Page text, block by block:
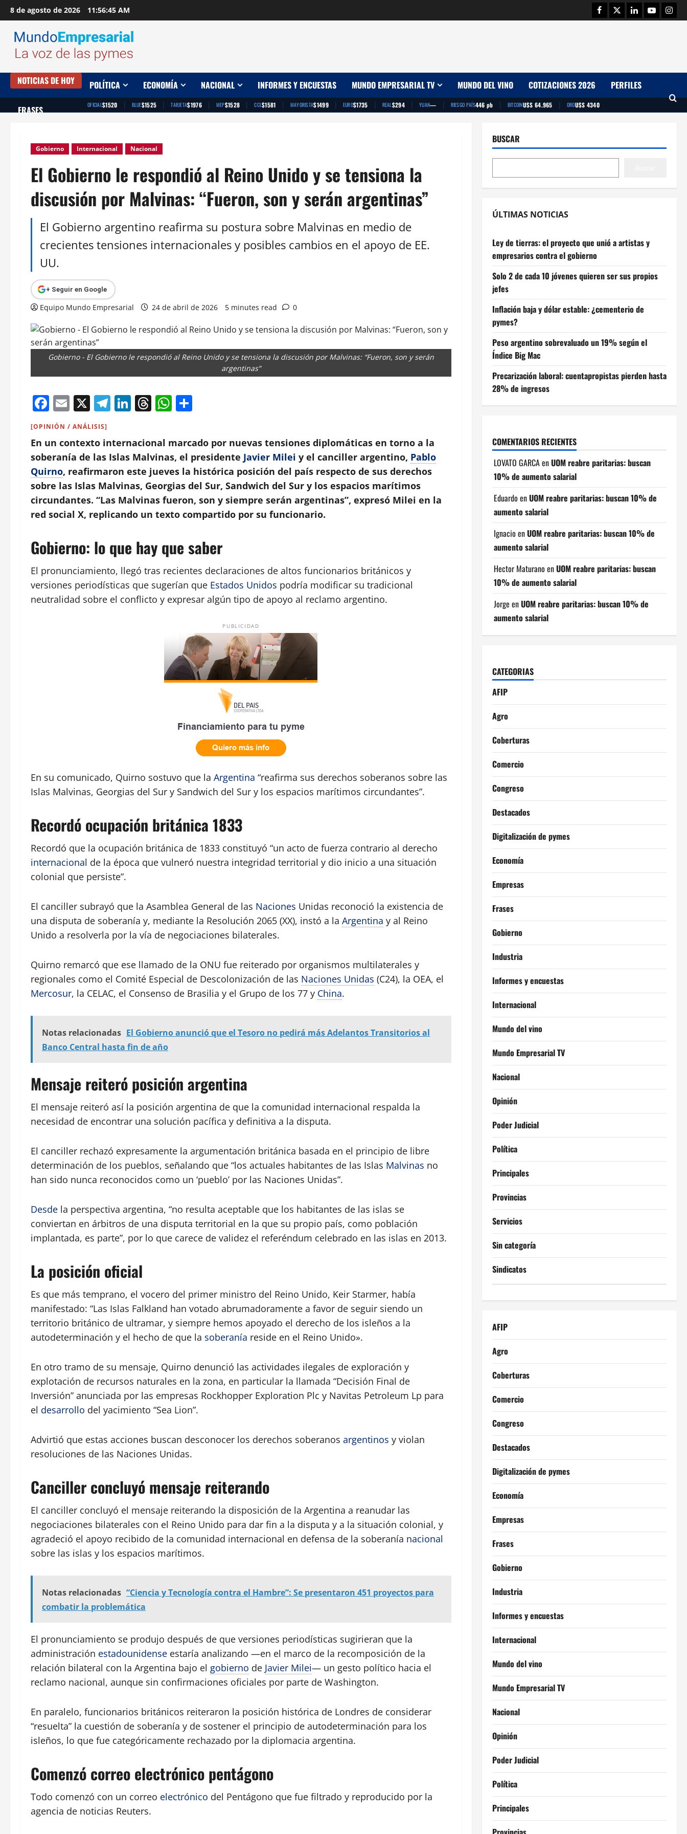
Saltar
al
contenido
8 de agosto de 2026 11:56:46 AM Facebook
TwitterLinkedinYoutube
NOTICIAS DE HOY POLÍTICA ECONOMÍA NACIONAL INFORMES Y ENCUESTAS MUNDO EMPRESARIAL TV MUNDO DEL VINO COTIZACIONES 2026 PERFILES
FRASES OFICIAL$1520 | BLUE$1525 | TARJETA$1976 | MEP$1528 | CCL$1581 | MAYORISTA$1499 | EURO$1735 | REAL$294 | YUAN— | RIESGO PAÍS446 pb | BITCOINU$S 64.965 | OROU$S 4340
Gobierno Internacional Nacional
El Gobierno le respondió al Reino Unido y se tensiona la
discusión por Malvinas: “Fueron, son y serán argentinas”
El Gobierno argentino reafirma su postura sobre Malvinas en medio de
crecientes tensiones internacionales y posibles cambios en el apoyo de EE.
UU.
+ Seguir en Google
Equipo Mundo Empresarial 24 de abril de 2026 5 minutes read 0
Gobierno - El Gobierno le respondió al Reino Unido y se tensiona la discusión por Malvinas: “Fueron, son y serán
argentinas”
Facebook
Email
X Telegram
LinkedIn
Threads
WhatsApp
[OPINIÓN / ANÁLISIS]
En un contexto internacional marcado por nuevas tensiones diplomáticas en torno a la
soberanía de las Islas Malvinas, el presidente Javier Milei y el canciller argentino, Pablo
Quirno, reafirmaron este jueves la histórica posición del país respecto de sus derechos
sobre las Islas Malvinas, Georgias del Sur, Sandwich del Sur y los espacios marítimos
circundantes. “Las Malvinas fueron, son y siempre serán argentinas”, expresó Milei en la
red social X, replicando un texto compartido por su funcionario.
Gobierno: lo que hay que saber
El pronunciamiento, llegó tras recientes declaraciones de altos funcionarios británicos y
versiones periodísticas que sugerían que Estados Unidos podría modificar su tradicional
neutralidad sobre el conflicto y expresar algún tipo de apoyo al reclamo argentino.
PUBLICIDAD
En su comunicado, Quirno sostuvo que la Argentina “reafirma sus derechos soberanos sobre las
Islas Malvinas, Georgias del Sur y Sandwich del Sur y los espacios marítimos circundantes”.
Recordó ocupación británica 1833
Recordó que la ocupación británica de 1833 constituyó “un acto de fuerza contrario al derecho
internacional de la época que vulneró nuestra integridad territorial y dio inicio a una situación
colonial que persiste”.
El canciller subrayó que la Asamblea General de las Naciones Unidas reconoció la existencia de
una disputa de soberanía y, mediante la Resolución 2065 (XX), instó a la Argentina y al Reino
Unido a resolverla por la vía de negociaciones bilaterales.
Quirno remarcó que ese llamado de la ONU fue reiterado por organismos multilaterales y
regionales como el Comité Especial de Descolonización de las Naciones Unidas (C24), la OEA, el
Mercosur, la CELAC, el Consenso de Brasilia y el Grupo de los 77 y China.
Notas relacionadas El Gobierno anunció que el Tesoro no pedirá más Adelantos Transitorios al
Banco Central hasta fin de año
Mensaje reiteró posición argentina
El mensaje reiteró así la posición argentina de que la comunidad internacional respalda la
necesidad de encontrar una solución pacífica y definitiva a la disputa.
El canciller rechazó expresamente la argumentación británica basada en el principio de libre
determinación de los pueblos, señalando que “los actuales habitantes de las Islas Malvinas no
han sido nunca reconocidos como un ‘pueblo’ por las Naciones Unidas”.
Desde la perspectiva argentina, “no resulta aceptable que los habitantes de las islas se
conviertan en árbitros de una disputa territorial en la que su propio país, como población
implantada, es parte”, por lo que carece de validez el referéndum celebrado en las islas en 2013.
La posición oficial
Es que más temprano, el vocero del primer ministro del Reino Unido, Keir Starmer, había
manifestado: “Las Islas Falkland han votado abrumadoramente a favor de seguir siendo un
territorio británico de ultramar, y siempre hemos apoyado el derecho de los isleños a la
autodeterminación y el hecho de que la soberanía reside en el Reino Unido».
En otro tramo de su mensaje, Quirno denunció las actividades ilegales de exploración y
explotación de recursos naturales en la zona, en particular la llamada “Decisión Final de
Inversión” anunciada por las empresas Rockhopper Exploration Plc y Navitas Petroleum Lp para
el desarrollo del yacimiento “Sea Lion”.
Advirtió que estas acciones buscan desconocer los derechos soberanos argentinos y violan
resoluciones de las Naciones Unidas.
Canciller concluyó mensaje reiterando
El canciller concluyó el mensaje reiterando la disposición de la Argentina a reanudar las
negociaciones bilaterales con el Reino Unido para dar fin a la disputa y a la situación colonial, y
agradeció el apoyo recibido de la comunidad internacional en defensa de la soberanía nacional
sobre las islas y los espacios marítimos.
Notas relacionadas “Ciencia y Tecnología contra el Hambre”: Se presentaron 451 proyectos para
combatir la problemática
El pronunciamiento se produjo después de que versiones periodísticas sugirieran que la
administración estadounidense estaría analizando —en el marco de la recomposición de la
relación bilateral con la Argentina bajo el gobierno de Javier Milei— un gesto político hacia el
reclamo nacional, aunque sin confirmaciones oficiales por parte de Washington.
En paralelo, funcionarios británicos reiteraron la posición histórica de Londres de considerar
“resuelta” la cuestión de soberanía y de sostener el principio de autodeterminación para los
isleños, lo que fue categóricamente rechazado por la diplomacia argentina.
Comenzó correo electrónico pentágono
Todo comenzó con un correo electrónico del Pentágono que fue filtrado y reproducido por la
agencia de noticias Reuters.
BUSCAR
ÚLTIMAS NOTICIAS
Ley de tierras: el proyecto que unió a artistas y
empresarios contra el gobierno
Solo 2 de cada 10 jóvenes quieren ser sus propios
jefes
Inflación baja y dólar estable: ¿cementerio de
pymes?
Peso argentino sobrevaluado un 19% según el
Índice Big Mac
Precarización laboral: cuentapropistas pierden hasta
28% de ingresos
COMENTARIOS RECIENTES
LOVATO GARCAenUOM reabre paritarias: buscan
10% de aumento salarial
Eduardo enUOM reabre paritarias: buscan 10% de
aumento salarial
Ignacio enUOM reabre paritarias: buscan 10% de
aumento salarial
Hector Maturano enUOM reabre paritarias: buscan
10% de aumento salarial
Jorge enUOM reabre paritarias: buscan 10% de
aumento salarial
CATEGORIAS
AFIP
Agro
Coberturas
Comercio
Congreso
Destacados
Digitalización de pymes
Economía
Empresas
Frases
Gobierno
Industria
Informes y encuestas
Internacional
Mundo del vino
Mundo Empresarial TV
Nacional
Opinión
Poder Judicial
Política
Principales
Provincias
Servicios
Sin categoría
Sindicatos
AFIP
Agro
Coberturas
Comercio
Congreso
Destacados
Digitalización de pymes
Economía
Empresas
Frases
Gobierno
Industria
Informes y encuestas
Internacional
Mundo del vino
Mundo Empresarial TV
Nacional
Opinión
Poder Judicial
Política
Principales